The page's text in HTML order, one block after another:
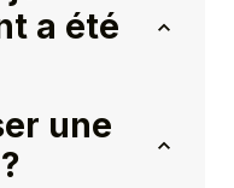
a été
une